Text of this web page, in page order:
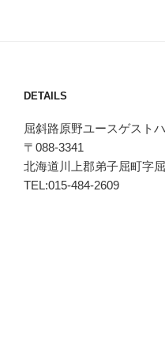
DETAILS
屈斜路原野ユースゲスト
〒088-3341
北海道川上郡弟子屈町字
TEL:015-484-2609